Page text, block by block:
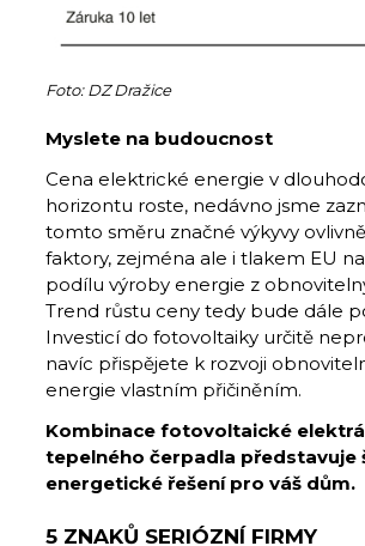
Foto: DZ Dražice
Myslete na budoucnost
Cena elektrické energie v
horizontu roste, nedávno jsme
tomto směru značné výkyvy
faktory, zejména ale i tlakem EU
podílu výroby energie z
Trend růstu ceny tedy bude dále
Investicí do fotovoltaiky určitě
navíc přispějete k rozvoji
energie vlastním přičiněním.
Kombinace fotovoltaické
tepelného čerpadla představuje
energetické řešení pro váš dům.
5 ZNAKŮ SERIÓZNÍ FIRMY